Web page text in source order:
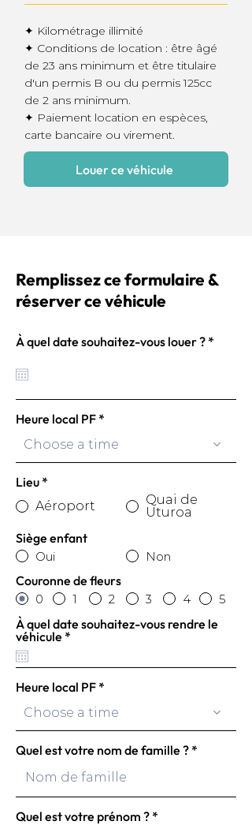
✦ Kilométrage illimité
✦ Conditions de location : être âgé
de 23 ans minimum et être titulaire
d'un permis B ou du permis 125cc
de 2 ans minimum.
✦ Paiement location en espèces,
carte bancaire ou virement.
Louer ce véhicule
Remplissez ce formulaire &
réserver ce véhicule
À quel date souhaitez-vous louer ?*
r
Heure local PF
Choose a time
Lieu*
Aéroport
Quai de
Uturoa
Siège enfant
Oui Non
Couronne de fleurs
0 1 2 3 4 5
À quel date souhaitez-vous rendre le
véhicule *
i
e
Heure local PF
Choose a time
Quel est votre nom de famille ?
Quel est votre prénom ?